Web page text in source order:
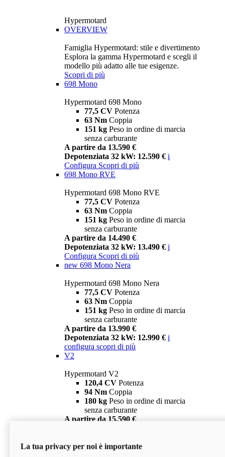
Hypermotard
OVERVIEW
Famiglia Hypermotard: stile e divertimento
Esplora la gamma Hypermotard e scegli il
modello più adatto alle tue esigenze.
Scopri di più
698 Mono
Hypermotard 698 Mono
77,5 CV Potenza
63 Nm Coppia
151 kg Peso in ordine di marcia
senza carburante
A partire da 13.590 €
Depotenziata 32 kW: 12.590 € i
Configura Scopri di più
698 Mono RVE
Hypermotard 698 Mono RVE
77,5 CV Potenza
63 Nm Coppia
151 kg Peso in ordine di marcia
senza carburante
A partire da 14.490 €
Depotenziata 32 kW: 13.490 € i
Configura Scopri di più
new 698 Mono Nera
Hypermotard 698 Mono Nera
77,5 CV Potenza
63 Nm Coppia
151 kg Peso in ordine di marcia
senza carburante
A partire da 13.990 €
Depotenziata 32 kW: 12.990 € i
configura scopri di più
V2
Hypermotard V2
120,4 CV Potenza
94 Nm Coppia
180 kg Peso in ordine di marcia
senza carburante
A partire da 15.590 €
V2 SP
La tua privacy per noi è importante